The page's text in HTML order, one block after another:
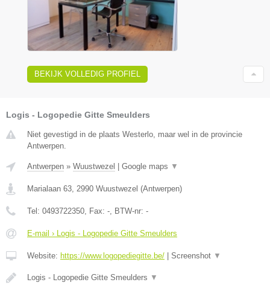
BEKIJK VOLLEDIG PROFIEL
Logis - Logopedie Gitte Smeulders
Niet gevestigd in de plaats Westerlo, maar wel in de provincie
Antwerpen.
Antwerpen » Wuustwezel Google maps ▼
Marialaan 63 2990 Wuustwezel (Antwerpen)
Tel: 0493722350 , Fax: - , BTW-nr: -
E-mail › Logis - Logopedie Gitte Smeulders
Website: https://www.logopediegitte.be/ Screenshot ▼
Logis - Logopedie Gitte Smeulders ▼